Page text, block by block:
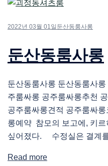
2022년 03월 01일 둔산동룸사롱
둔산동룸사롱
둔산동룸사롱 둔산동룸사
주룸싸롱 공주룸싸롱추천
공주룸싸롱견적 공주룸싸
롱예약 참모의 보고에, 키
싶어졌다. 수정실은 결계
Read more